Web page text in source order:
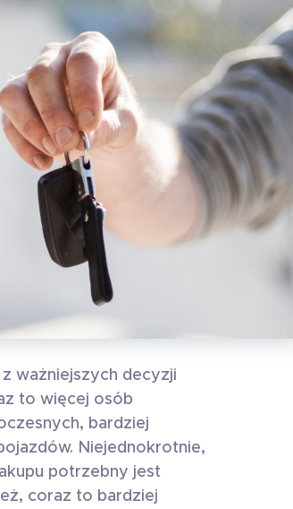
ważniejszych decyzji
to więcej osób
bardziej
Niejednokrotnie,
potrzebny jest
coraz to bardziej